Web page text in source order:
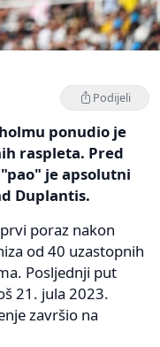
Podijeli
ponudio je
raspleta. Pred
je apsolutni
Duplantis.
poraz nakon
od 40 uzastopnih
Posljednji put
21. jula 2023.
završio na